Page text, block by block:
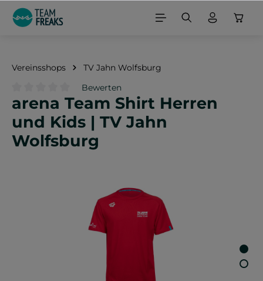
springen
Vereinsshops TV Jahn Wolfsburg
Durchschnittliche Bewertung von 0 von 5 Sternen
Bewerten
arena Team Shirt Herren
und Kids | TV Jahn
Wolfsburg